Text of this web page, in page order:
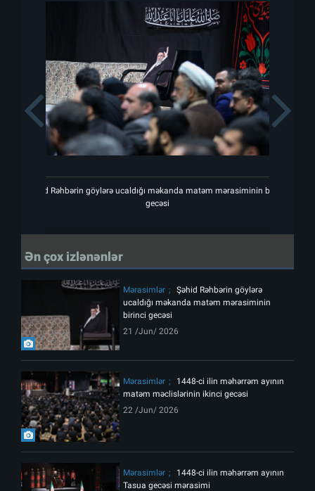
Şəhid Rəhbərin göylərə ucaldığı məkanda matəm mərasiminin birinci
Previous
Ən çox izlənənlər
Mərasimlər
Şəhid Rəhbərin göylərə
ucaldığı məkanda matəm mərasiminin
birinci gecəsi
21 /Jun/ 2026
Mərasimlər
1448-ci ilin məhərrəm ayının
matəm məclislərinin ikinci gecəsi
22 /Jun/ 2026
Mərasimlər
1448-ci ilin məhərrəm ayının
Tasua gecəsi mərasimi